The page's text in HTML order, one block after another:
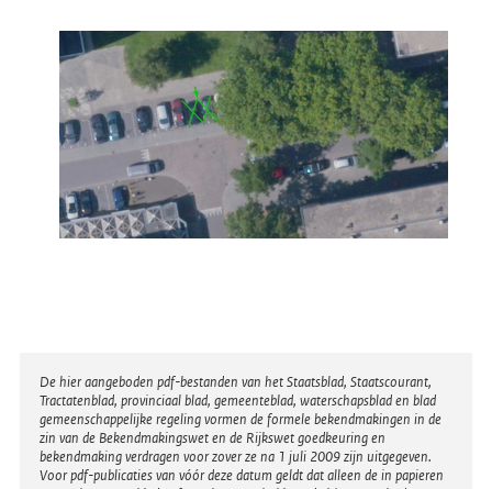
Disclaimer
De hier aangeboden pdf-bestanden van het Staatsblad, Staatscourant,
Tractatenblad, provinciaal blad, gemeenteblad, waterschapsblad en blad
gemeenschappelijke regeling vormen de formele bekendmakingen in de
zin van de Bekendmakingswet en de Rijkswet goedkeuring en
bekendmaking verdragen voor zover ze na 1 juli 2009 zijn uitgegeven.
Voor pdf-publicaties van vóór deze datum geldt dat alleen de in papieren